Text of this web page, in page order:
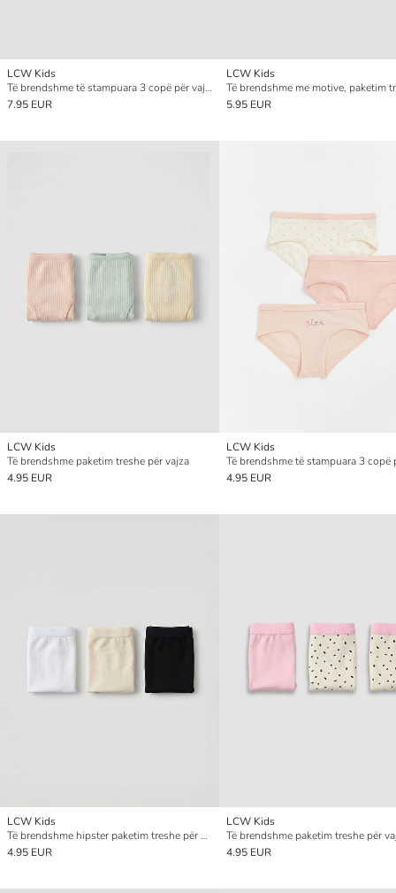
LCW Kids
Të brendshme të stampuara 3 copë për vajza
7.95 EUR
LCW Kids
5.95 EUR
LCW Kids
Të brendshme paketim treshe për vajza
4.95 EUR
LCW Kids
4.95 EUR
LCW Kids
Të brendshme hipster paketim treshe për vajza
4.95 EUR
LCW Kids
Të brendshme paketim treshe për
4.95 EUR